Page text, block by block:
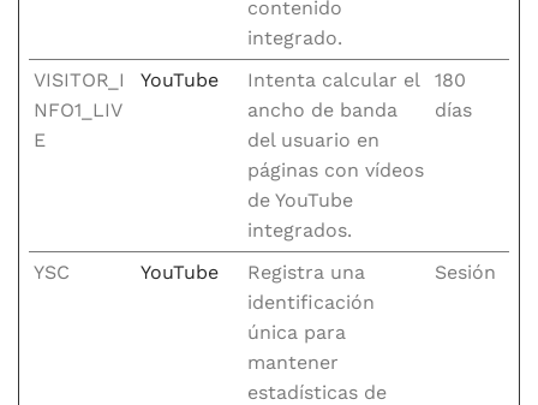
contenido
integrado.
VISITOR_I
NFO1_LIV
E
YouTube
Intenta calcular el
ancho de banda
del usuario en
páginas con vídeos
de YouTube
integrados.
180
días
YSC YouTube
Registra una
identificación
única para
mantener
estadísticas de
Sesión